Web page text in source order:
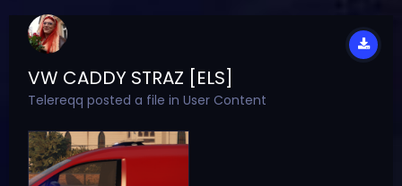
pojawiać się więcej malowań,...
VW CADDY STRAZ [ELS]
Telereqq posted a file in User Content